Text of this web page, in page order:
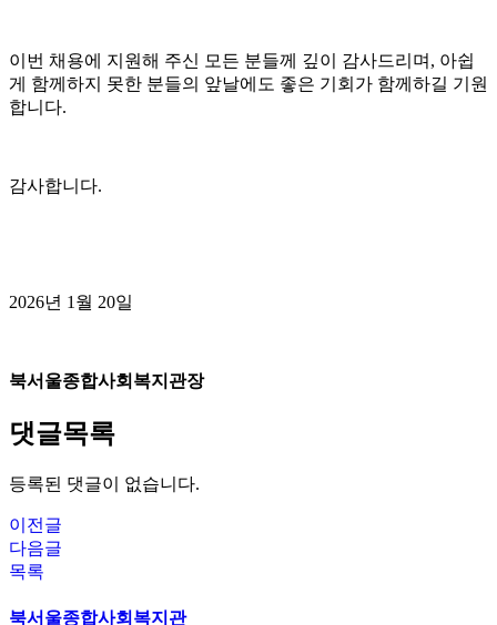
이번 채용에 지원해 주신 모든 분들께 깊이 감사드리며 , 아쉽
게 함께하지 못한 분들의 앞날에도 좋은 기회가 함께하길 기원
합니다.
감사합니다.
2026년 1 월 20일
북서울종합사회복지관장
댓글목록
등록된 댓글이 없습니다.
이전글
다음글
목록
북서울종합사회복지관